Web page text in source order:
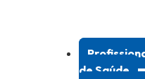
de Saúde